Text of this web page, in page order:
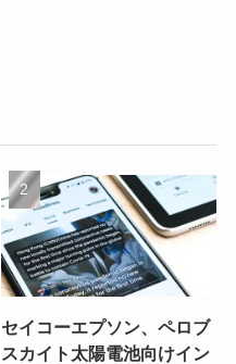
セイコーエプソン、ペロブ
スカイト太陽電池向けイン